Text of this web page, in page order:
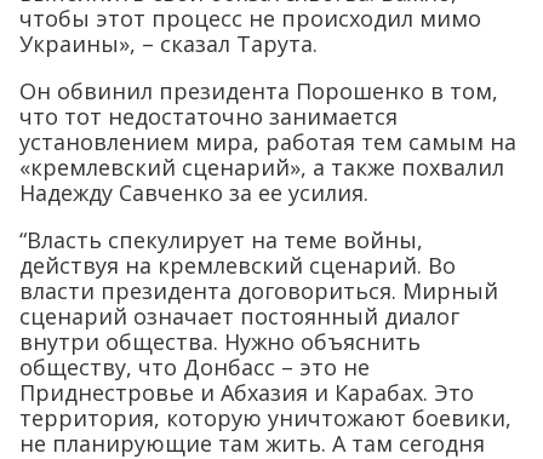
чтобы этот процесс не происходил мимо
Украины», – сказал Тарута.
Он обвинил президента Порошенко в том,
что тот недостаточно занимается
установлением мира, работая тем самым на
«кремлевский сценарий», а также похвалил
Надежду Савченко за ее усилия.
“Власть спекулирует на теме войны,
действуя на кремлевский сценарий. Во
власти президента договориться. Мирный
сценарий означает постоянный диалог
внутри общества. Нужно объяснить
обществу, что Донбасс – это не
Приднестровье и Абхазия и Карабах. Это
территория, которую уничтожают боевики,
не планирующие там жить. А там сегодня